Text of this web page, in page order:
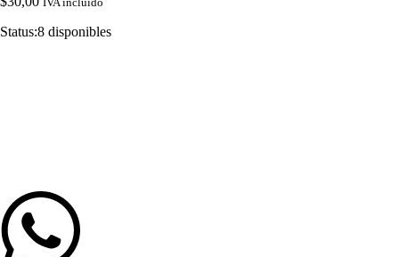
Status:8 disponibles